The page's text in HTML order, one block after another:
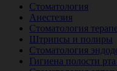
Стоматология
Анестезия
Стоматология
Штрипсы и полиры
Стоматология
Гигиена полости